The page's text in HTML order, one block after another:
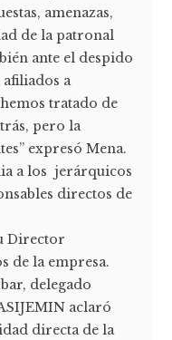
amenazas,
de la patronal
ante el despido
a
tratado de
pero la
expresó Mena.
a los jerárquicos
directos de
Director
de la empresa.
delegado
aclaró
directa de la